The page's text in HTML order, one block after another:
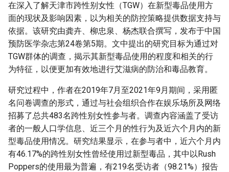
在深入了解天津市跨性别女性（TGW）在新型毒品使用方
面的现状及影响因素，以为相关的防控策略提供数据支持与
依据。该研究由龚卉、柳忠泉、杨杰联合撰写，发布于中国
预防医学杂志第24卷第5期。文中提出的研究目标为通过对
TGW群体的调查，揭示其新型毒品使用的程度和相关的行
为特征，以便更加有效地进行艾滋病的防治和毒品教育。
研究过程中，作者在2019年7月至2021年9月期间，采用匿
名问卷调查的形式，通过与社会组织合作在娱乐场所及网络
招募了总共483名跨性别女性参与者。调查内容涵盖了受访
者的一般人口学信息、近三个月的性行为及近六个月内的新
型毒品使用情况。研究结果显示，在参与者中，近六个月内
有46.17%的跨性别女性曾经使用过新型毒品，其中以Rush
Poppers的使用最为普遍，有219名受访者（98.21%）报告